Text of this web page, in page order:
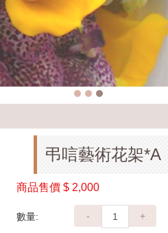
弔唁藝術花架*A
商品售價 $ 2,000
數量: - +